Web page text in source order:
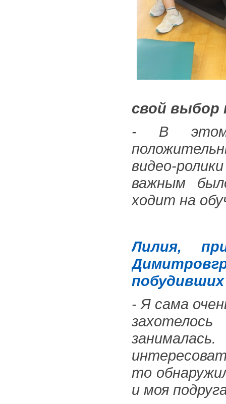
свой выбор
- В этом
видео-
важным
ходит на
Лилия,
побудивших
- Я сама
то
и моя